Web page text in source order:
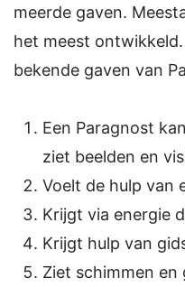
meerde gaven.
het meest
bekende gaven van
Een Paragnost
ziet beelden en
Voelt de hulp van
Krijgt via energie
Krijgt hulp van
Ziet schimmen en